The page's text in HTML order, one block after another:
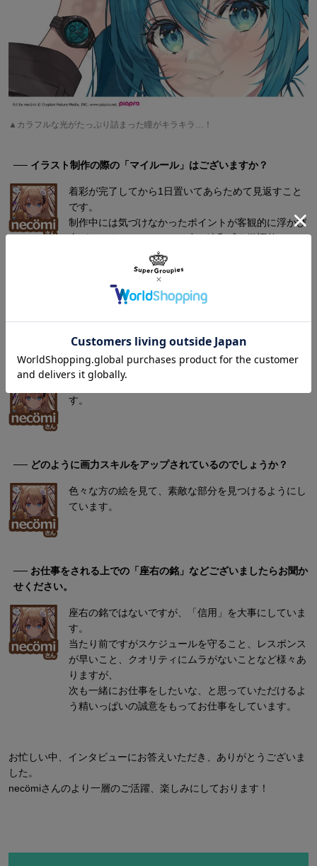
▲カラフルな光がたっぷり詰まった瞳がキラキラ…！
── イラスト制作の際の「マイルール」はございますか？
着彩が完了してから1日置いてあらためて見返すこと
です。
制作中には気づけなかったポイントが客観的に浮かび
上がってくるので、そこで出た違和感を微調整してい
necömiさんのご活躍の秘訣
大事にされていること
── 個性を磨くためにされていることはございますか？
特にありません。自分の好きなように絵を描いていま
す。
── どのように画力スキルをアップされているのでしょうか？
色々な方の絵を見て、素敵な部分を見つけるようにし
ています。
── お仕事をされる上での「座右の銘」などございましたらお聞か
せください。
座右の銘ではないですが、「信用」を大事にしていま
す。
当たり前ですがスケジュールを守ること、レスポンス
が早いこと、クオリティにムラがないことなど様々あ
りますが、
次も一緒にお仕事をしたいな、と思っていただけるよ
う精いっぱいの誠意をもってお仕事をしています。
お忙しい中、インタビューにお答えいただき、ありがとうございま
した。
necömiさんのより一層のご活躍、楽しみにしております！